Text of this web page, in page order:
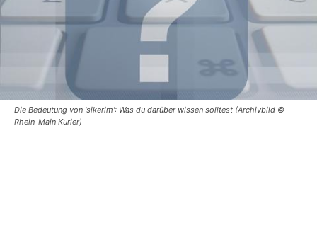
Die Bedeutung von 'sikerim': Was du darüber wissen solltest (Archivbild ©
Rhein-Main Kurier)